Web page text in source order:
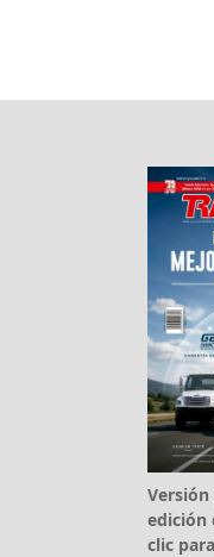
edición
clic